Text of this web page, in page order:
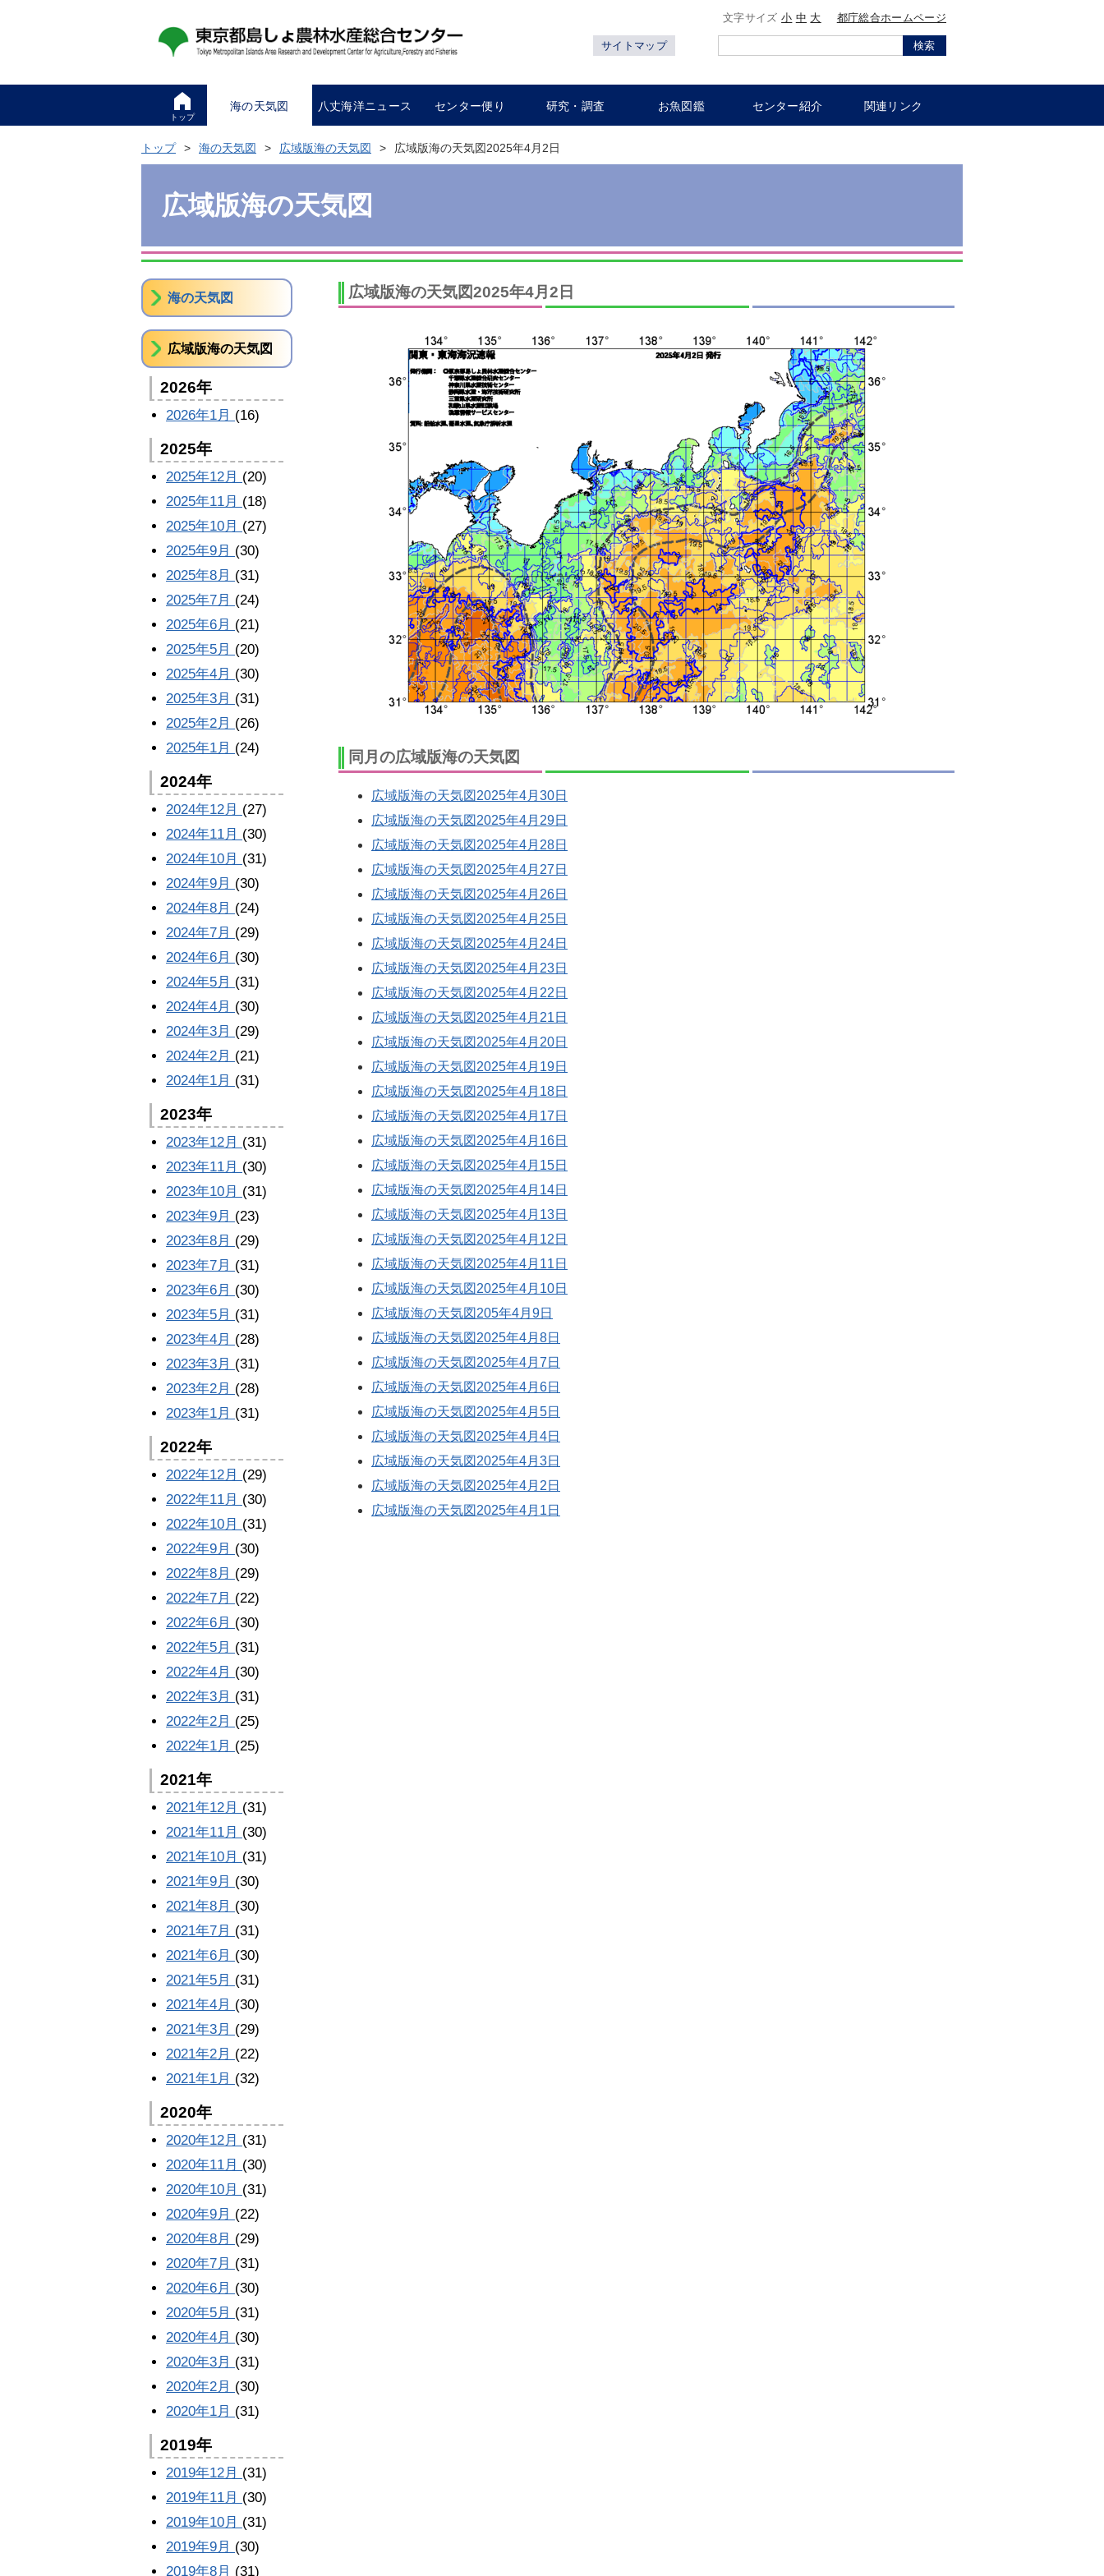
文字サイズ小 中 大 都庁総合ホームページ
サイトマップ 検索
トップ
海の天気図 八丈海洋ニュース センター便り 研究・調査 お魚図鑑 センター紹介 関連リンク
トップ 海の天気図 広域版海の天気図 広域版海の天気図2025年4月2日
広域版海の天気図
広域版海の天気図2025年4月2日
同月の広域版海の天気図
広域版海の天気図2025年4月30日
広域版海の天気図2025年4月29日
広域版海の天気図2025年4月28日
広域版海の天気図2025年4月27日
広域版海の天気図2025年4月26日
広域版海の天気図2025年4月25日
広域版海の天気図2025年4月24日
広域版海の天気図2025年4月23日
広域版海の天気図2025年4月22日
広域版海の天気図2025年4月21日
広域版海の天気図2025年4月20日
広域版海の天気図2025年4月19日
広域版海の天気図2025年4月18日
広域版海の天気図2025年4月17日
広域版海の天気図2025年4月16日
広域版海の天気図2025年4月15日
広域版海の天気図2025年4月14日
広域版海の天気図2025年4月13日
広域版海の天気図2025年4月12日
広域版海の天気図2025年4月11日
広域版海の天気図2025年4月10日
広域版海の天気図205年4月9日
広域版海の天気図2025年4月8日
広域版海の天気図2025年4月7日
広域版海の天気図2025年4月6日
広域版海の天気図2025年4月5日
広域版海の天気図2025年4月4日
広域版海の天気図2025年4月3日
広域版海の天気図2025年4月2日
広域版海の天気図2025年4月1日
海の天気図
広域版海の天気図
2026年
2026年1月 (16)
2025年
2025年12月 (20)
2025年11月 (18)
2025年10月 (27)
2025年9月 (30)
2025年8月 (31)
2025年7月 (24)
2025年6月 (21)
2025年5月 (20)
2025年4月 (30)
2025年3月 (31)
2025年2月 (26)
2025年1月 (24)
2024年
2024年12月 (27)
2024年11月 (30)
2024年10月 (31)
2024年9月 (30)
2024年8月 (24)
2024年7月 (29)
2024年6月 (30)
2024年5月 (31)
2024年4月 (30)
2024年3月 (29)
2024年2月 (21)
2024年1月 (31)
2023年
2023年12月 (31)
2023年11月 (30)
2023年10月 (31)
2023年9月 (23)
2023年8月 (29)
2023年7月 (31)
2023年6月 (30)
2023年5月 (31)
2023年4月 (28)
2023年3月 (31)
2023年2月 (28)
2023年1月 (31)
2022年
2022年12月 (29)
2022年11月 (30)
2022年10月 (31)
2022年9月 (30)
2022年8月 (29)
2022年7月 (22)
2022年6月 (30)
2022年5月 (31)
2022年4月 (30)
2022年3月 (31)
2022年2月 (25)
2022年1月 (25)
2021年
2021年12月 (31)
2021年11月 (30)
2021年10月 (31)
2021年9月 (30)
2021年8月 (30)
2021年7月 (31)
2021年6月 (30)
2021年5月 (31)
2021年4月 (30)
2021年3月 (29)
2021年2月 (22)
2021年1月 (32)
2020年
2020年12月 (31)
2020年11月 (30)
2020年10月 (31)
2020年9月 (22)
2020年8月 (29)
2020年7月 (31)
2020年6月 (30)
2020年5月 (31)
2020年4月 (30)
2020年3月 (31)
2020年2月 (30)
2020年1月 (31)
2019年
2019年12月 (31)
2019年11月 (30)
2019年10月 (31)
2019年9月 (30)
2019年8月 (31)